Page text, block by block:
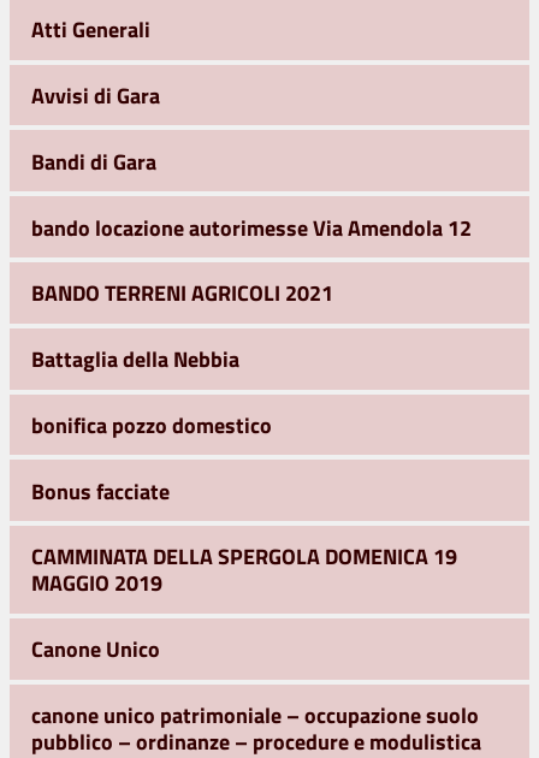
Atti Generali
Avvisi di Gara
Bandi di Gara
bando locazione autorimesse Via Amendola 12
BANDO TERRENI AGRICOLI 2021
Battaglia della Nebbia
bonifica pozzo domestico
Bonus facciate
CAMMINATA DELLA SPERGOLA DOMENICA 19
MAGGIO 2019
Canone Unico
canone unico patrimoniale – occupazione suolo
pubblico – ordinanze – procedure e modulistica